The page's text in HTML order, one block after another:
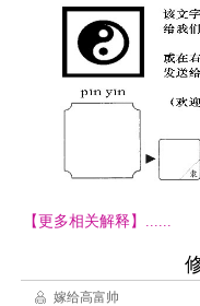
【更多相关解释】......